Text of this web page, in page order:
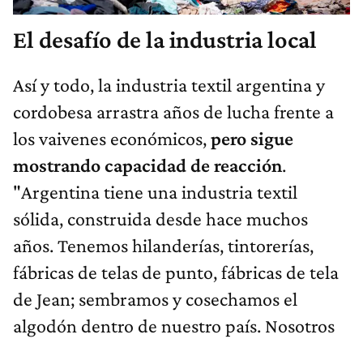
El desafío de la industria local
Así y todo, la industria textil argentina y
cordobesa arrastra años de lucha frente a
los vaivenes económicos,pero sigue
mostrando capacidad de reacción.
"Argentina tiene una industria textil
sólida, construida desde hace muchos
años. Tenemos hilanderías, tintorerías,
fábricas de telas de punto, fábricas de tela
de Jean; sembramos y cosechamos el
algodón dentro de nuestro país. Nosotros